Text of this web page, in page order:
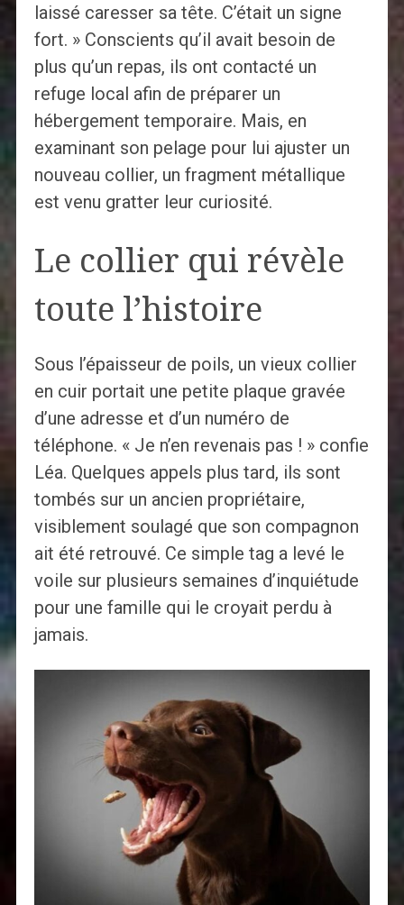
laissé caresser sa tête. C’était un signe
fort. » Conscients qu’il avait besoin de
plus qu’un repas, ils ont contacté un
refuge local afin de préparer un
hébergement temporaire. Mais, en
examinant son pelage pour lui ajuster un
nouveau collier, un fragment métallique
est venu gratter leur curiosité.
Le collier qui révèle
toute l’histoire
Sous l’épaisseur de poils, un vieux collier
en cuir portait une petite plaque gravée
d’une adresse et d’un numéro de
téléphone. « Je n’en revenais pas ! » confie
Léa. Quelques appels plus tard, ils sont
tombés sur un ancien propriétaire,
visiblement soulagé que son compagnon
ait été retrouvé. Ce simple tag a levé le
voile sur plusieurs semaines d’inquiétude
pour une famille qui le croyait perdu à
jamais.